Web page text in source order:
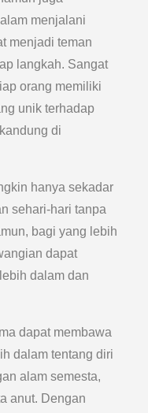
menjalani
menjadi teman
langkah. Sangat
orang memiliki
unik terhadap
di
hanya sekadar
sehari-hari tanpa
bagi yang lebih
dapat
dalam dan
dapat membawa
dalam tentang diri
alam semesta,
anut. Dengan